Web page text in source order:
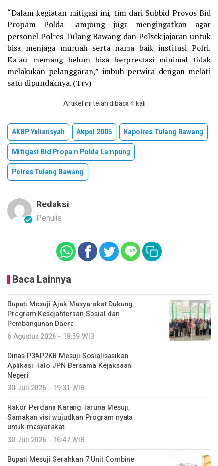
“Dalam kegiatan mitigasi ini, tim dari Subbid Provos Bid
Propam Polda Lampung juga mengingatkan agar
personel Polres Tulang Bawang dan Polsek jajaran untuk
bisa menjaga muruah serta nama baik institusi Polri.
Kalau memang belum bisa berprestasi minimal tidak
melakukan pelanggaran,” imbuh perwira dengan melati
satu dipundaknya. (Trv)
Artikel ini telah dibaca 4 kali
AKBP Yuliansyah Akpol 2006
Kapolres Tulang Bawang
Mitigasi Bid Propam Polda Lampung
Polres Tulang Bawang
Redaksi
Penulis
Baca Lainnya
Bupati Mesuji Ajak Masyarakat Dukung
Program Kesejahteraan Sosial dan
Pembangunan Daera
6 Agustus 2026 - 18:59 WIB
Dinas P3AP2KB Mesuji Sosialisasikan
Aplikasi Halo JPN Bersama Kejaksaan
Negeri
30 Juli 2026 - 19:31 WIB
Rakor Perdana Karang Taruna Mesuji,
Samakan visi wujudkan Program nyata
untuk masyarakat.
30 Juli 2026 - 16:47 WIB
Bupati Mesuji Serahkan 7 Unit Combine